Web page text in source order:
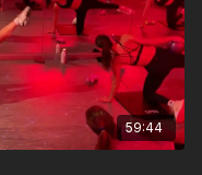
59:44